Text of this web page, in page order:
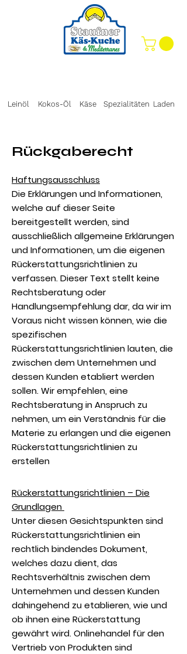
Leinöl Kokos-Öl Käse Spezialitäten Laden
Rückgaberecht
Haftungsausschluss
Die Erklärungen und Informationen,
welche auf dieser Seite
bereitgestellt werden, sind
ausschließlich allgemeine Erklärungen
und Informationen, um die eigenen
Rückerstattungsrichtlinien zu
verfassen. Dieser Text stellt keine
Rechtsberatung oder
Handlungsempfehlung dar, da wir im
Voraus nicht wissen können, wie die
spezifischen
Rückerstattungsrichtlinien lauten, die
zwischen dem Unternehmen und
dessen Kunden etabliert werden
sollen. Wir empfehlen, eine
Rechtsberatung in Anspruch zu
nehmen, um ein Verständnis für die
Materie zu erlangen und die eigenen
Rückerstattungsrichtlinien zu
erstellen
Rückerstattungsrichtlinien – Die
Grundlagen
Unter diesen Gesichtspunkten sind
Rückerstattungsrichtlinien ein
rechtlich bindendes Dokument,
welches dazu dient, das
Rechtsverhältnis zwischen dem
Unternehmen und dessen Kunden
dahingehend zu etablieren, wie und
ob ihnen eine Rückerstattung
gewährt wird. Onlinehandel für den
Vertrieb von Produkten sind